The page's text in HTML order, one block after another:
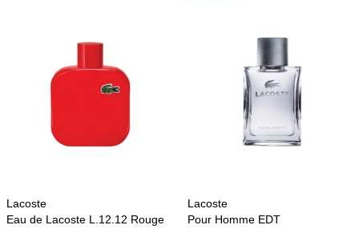
Lacoste
Eau de Lacoste L.12.12 Rouge
Lacoste
Pour Homme EDT